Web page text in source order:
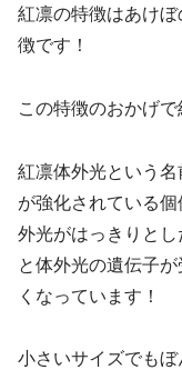
紅凛の特徴はあけ
徴です！
この特徴のおかげ
紅凛体外光という
が強化されている
外光がはっきりと
と体外光の遺伝子
くなっています！
小さいサイズでも